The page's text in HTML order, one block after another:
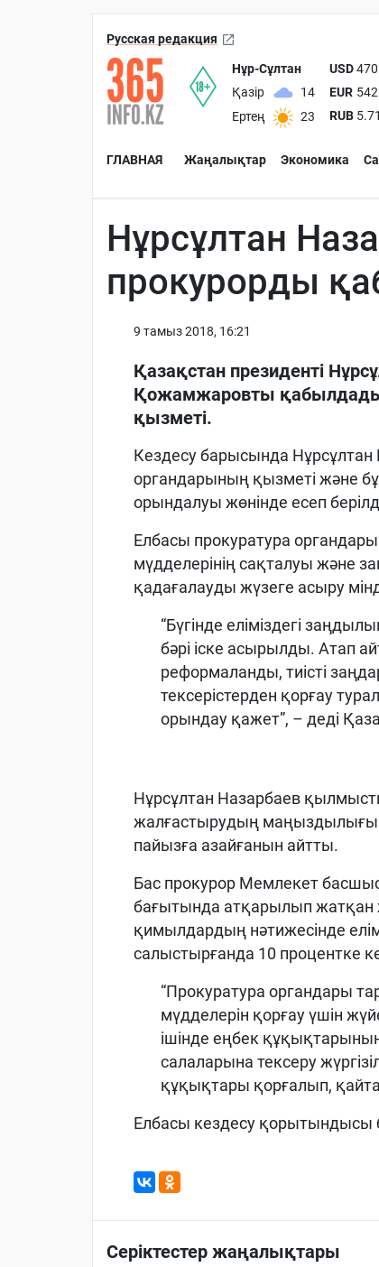
Русская редакция
Нұр-Сұлтан
Қазір
14
Ертең
23
USD470
EUR 542
RUB 5.71
ГЛАВНАЯ Жаңалықтар Экономика
Нұрсұлтан
прокурорды
9 тамыз 2018, 16:21
Қазақстан президенті
Қожамжаровты
қызметі.
Кездесу барысында Нұрсұлтан
органдарының қызметі және
орындалуы жөнінде есеп
Елбасы прокуратура
мүдделерінің сақталуы және
қадағалауды жүзеге асыру
“Бүгінде еліміздегі
бәрі іске асырылды. Атап
реформаланды, тиісті
тексерістерден қорғау
орындау қажет”, – деді
Нұрсұлтан Назарбаев
жалғастырудың маңыздылығын
пайызға азайғанын айтты.
Бас прокурор Мемлекет
бағытында атқарылып жатқан
қимылдардың нәтижесінде
салыстырғанда 10 процентке
“Прокуратура органдары
мүдделерін қорғау үшін
ішінде еңбек
салаларына тексеру
құқықтары қорғалып,
Елбасы кездесу қорытындысы
Серіктестер жаңалықтары